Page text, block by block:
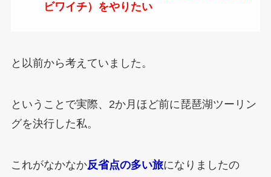
ビワイチ）をやりたい
と以前から考えていました。
ということで実際、2か月ほど前に琵琶湖ツーリン
グを決行した私。
これがなかなか反省点の多い旅になりましたの